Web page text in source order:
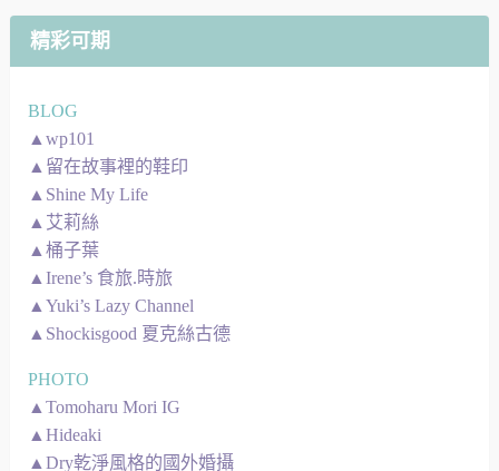
圖
精彩可期
BLOG
▲wp101
▲留在故事裡的鞋印
▲Shine My Life
▲艾莉絲
▲桶子葉
▲Irene’s 食旅.時旅
▲Yuki’s Lazy Channel
▲Shockisgood 夏克絲古德
PHOTO
▲Tomoharu Mori IG
▲Hideaki
▲Dry乾淨風格的國外婚攝